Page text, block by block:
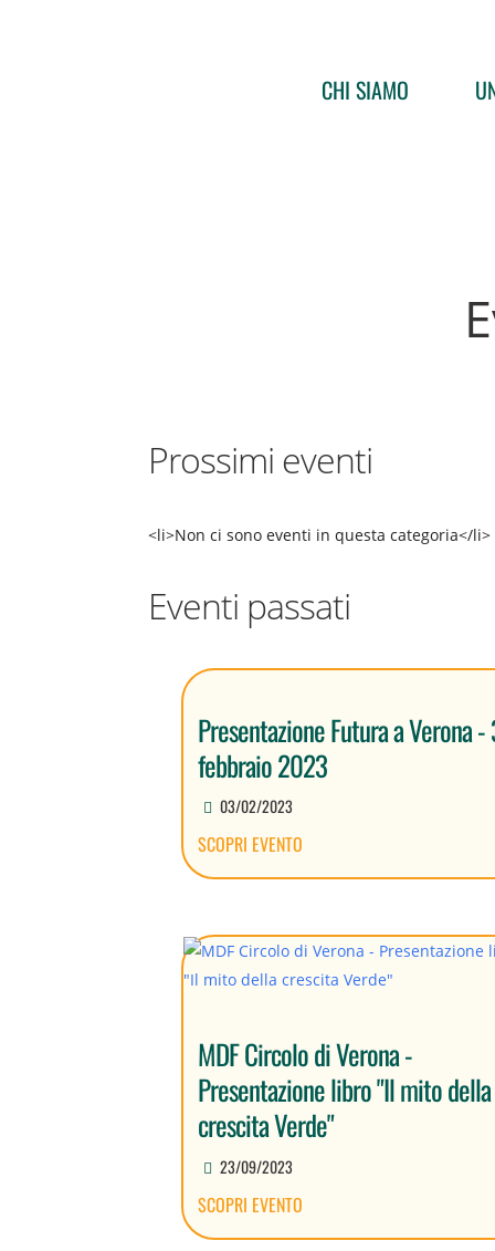
CHI SIAMO
Prossimi eventi
<li>Non ci sono eventi in questa categoria</li>
Eventi passati
Presentazione Futura a Verona -
febbraio 2023
03/02/2023
SCOPRI EVENTO
MDF Circolo di Verona -
Presentazione libro "Il mito della
crescita Verde"
23/09/2023
SCOPRI EVENTO